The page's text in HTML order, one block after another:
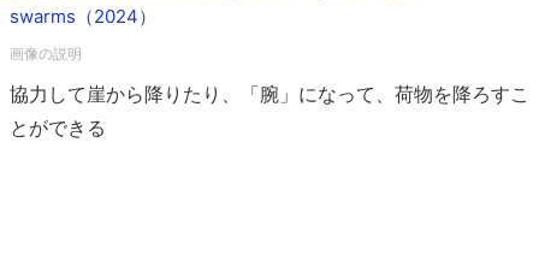
swarms（2024）
協力して崖から降りたり、「腕」になって、荷物を降ろすこ
とができる